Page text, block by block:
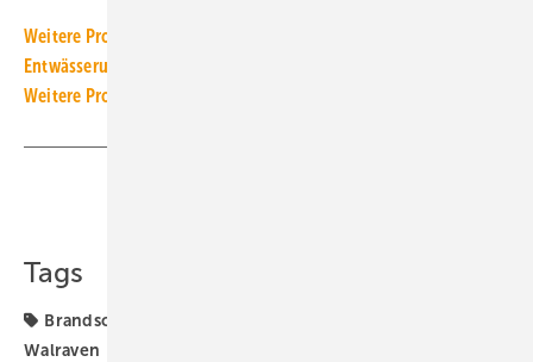
Weitere Produkt-Meldungen zum Thema Installations- und
Entwässerungstechnik
Weitere Produkt-Meldungen zum Thema Brandschutz
Tags
Brandschutz
Walraven